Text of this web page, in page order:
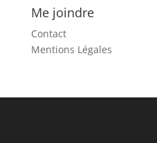
Me joindre
Contact
Mentions Légales